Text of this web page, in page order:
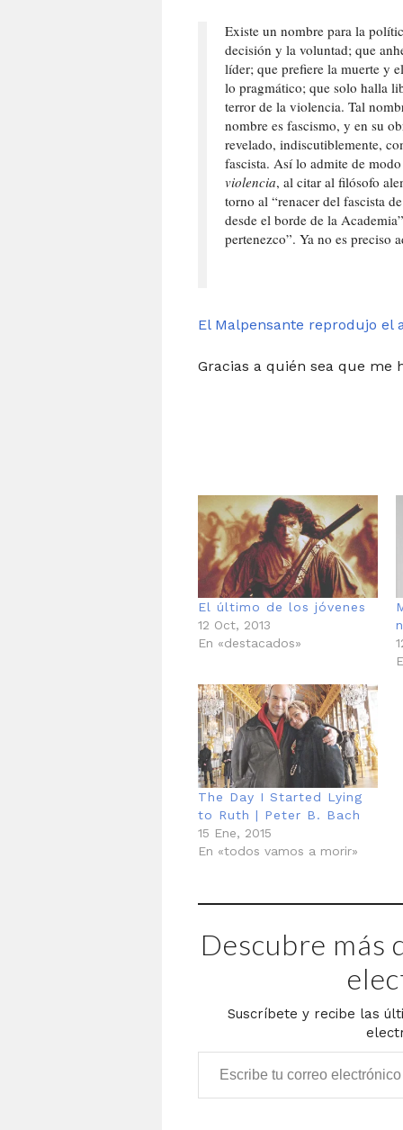
Existe un nombre para la
decisión y la voluntad; que
líder; que prefiere la muerte y
lo pragmático; que solo halla
terror de la violencia. Tal
nombre es fascismo, y en su
revelado, indiscutiblemente,
fascista. Así lo admite de
violencia, al citar al filósofo
torno al “renacer del fascista
desde el borde de la
pertenezco”. Ya no es preciso
El Malpensante reprodujo
Gracias a quién sea que me
El último de los jóvenes
12 Oct, 2013
En «destacados»
The Day I Started Lying
to Ruth | Peter B. Bach
15 Ene, 2015
En «todos vamos a morir»
Descubre más
Suscríbete y recibe las
Escribe tu correo electrónico…